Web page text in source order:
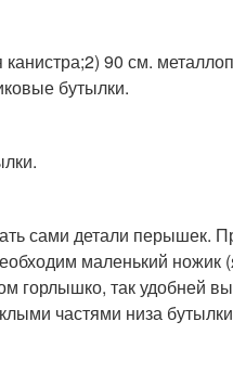
90 см.
бутылки.
сами детали перышек.
маленький ножик
горлышко, так удобней
частями низа